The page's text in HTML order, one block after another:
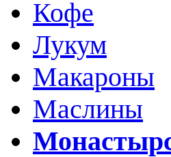
Кофе
Лукум
Макароны
Маслины